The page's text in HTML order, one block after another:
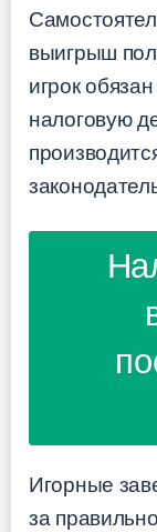
выигрыш
игрок
налоговую
Игорные
за